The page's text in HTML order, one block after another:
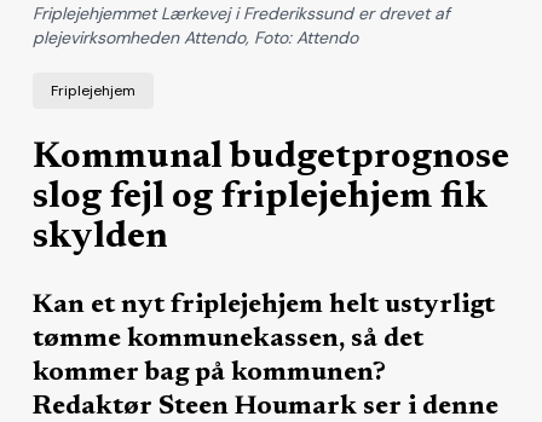
Friplejehjem
Kommunal budgetprognose
slog fejl og friplejehjem fik
skylden
Kan et nyt friplejehjem helt ustyrligt
tømme kommunekassen, så det
kommer bag på kommunen?
Redaktør Steen Houmark ser i denne
Friplejehjemmet Lærkevej i Frederikssund er drevet af
plejevirksomheden Attendo, Foto: Attendo